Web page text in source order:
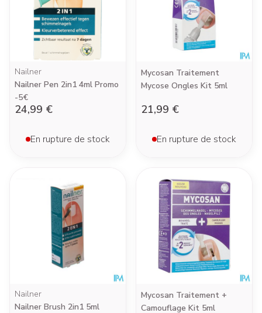
Nailner
Nailner Pen 2in1 4ml Promo
-5€
24,99 €
En rupture de stock
Mycosan Traitement
Mycose Ongles Kit 5ml
21,99 €
En rupture de stock
Nailner
Nailner Brush 2in1 5ml
Mycosan Traitement +
Camouflage Kit 5ml